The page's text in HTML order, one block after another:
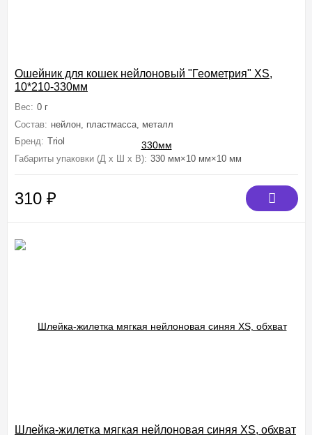
Ошейник для кошек нейлоновый "Геометрия" XS,
10*210-330мм
Вес: 0 г
Состав: нейлон, пластмасса, металл
Бренд: Triol
Габариты упаковки (Д х Ш х В): 330 мм×10 мм×10 мм
310 ₽
Шлейка-жилетка мягкая нейлоновая синяя XS, обхват